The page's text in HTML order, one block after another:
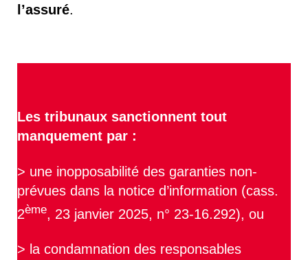
l’assuré.
Les tribunaux sanctionnent tout
manquement par :
> une inopposabilité des garanties non-
prévues dans la notice d’information (cass.
2ème , 23 janvier 2025, n° 23-16.292), ou
> la condamnation des responsables